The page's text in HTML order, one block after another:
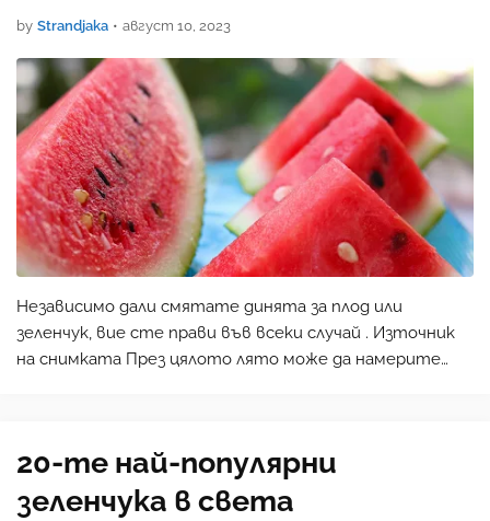
by Strandjaka • август 10, 2023
Независимо дали смятате динята за плод или
зеленчук, вие сте прави във всеки случай . Източник
на снимката През цялото лято може да намерите
20-те най-популярни
зеленчука в света